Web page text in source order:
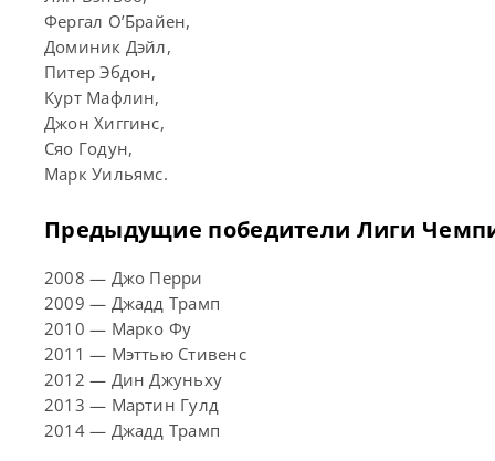
Фергал О’Брайен,
Доминик Дэйл,
Питер Эбдон,
Курт Мафлин,
Джон Хиггинс,
Сяо Годун,
Марк Уильямс.
Предыдущие победители Лиги
2008 — Джо Перри
2009 — Джадд Трамп
2010 — Марко Фу
2011 — Мэттью Стивенс
2012 — Дин Джуньху
2013 — Мартин Гулд
2014 — Джадд Трамп